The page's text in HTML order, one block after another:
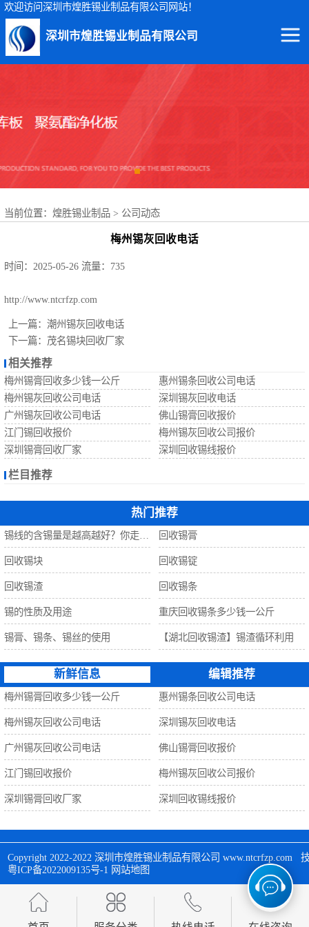
欢迎访问深圳市煌胜锡业制品有限公司网站！
深圳市煌胜锡业制品有限公司
当前位置： 煌胜锡业制品 > 公司动态
梅州锡灰回收电话
时间：2025-05-26 流量：735
http://www.ntcrfzp.com
上一篇： 潮州锡灰回收电话
下一篇： 茂名锡块回收厂家
相关推荐
梅州锡膏回收多少钱一公斤
惠州锡条回收公司电话
梅州锡灰回收公司电话
深圳锡灰回收电话
广州锡灰回收公司电话
佛山锡膏回收报价
江门锡回收报价
梅州锡灰回收公司报价
深圳锡膏回收厂家
深圳回收锡线报价
栏目推荐
热门推荐
回收锡膏
回收锡块 回收锡锭
回收锡渣 回收锡条
锡的性质及用途 重庆回收锡条多少钱一公斤
锡膏、锡条、锡丝的使用 【湖北回收锡渣】锡渣循环利用
新鲜信息 编辑推荐
梅州锡膏回收多少钱一公斤 惠州锡条回收公司电话
梅州锡灰回收公司电话 深圳锡灰回收电话
广州锡灰回收公司电话 佛山锡膏回收报价
江门锡回收报价 梅州锡灰回收公司报价
深圳锡膏回收厂家 深圳回收锡线报价
Copyright 2022-2022 深圳市煌胜锡业制品有限公司 www.ntcrfzp.com
粤ICP备2022009135号-1 网站地图
回收锡条
回收锡膏
回收锡锭
回收锡珠
回收锡